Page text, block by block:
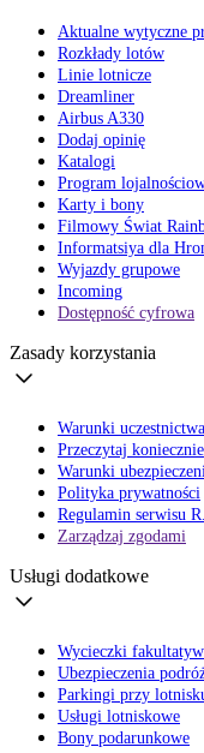
Aktualne wytyczne
Rozkłady lotów
Linie lotnicze
Dreamliner
Airbus A330
Dodaj opinię
Katalogi
Program
Karty i bony
Filmowy Świat
Informatsiya dla
Wyjazdy grupowe
Incoming
Dostępność cyfrowa
Zasady korzystania
Warunki uczestnictwa
Przeczytaj koniecznie
Warunki
Polityka prywatności
Regulamin serwisu
Zarządzaj zgodami
Usługi dodatkowe
Wycieczki
Ubezpieczenia
Parkingi przy
Usługi lotniskowe
Bony podarunkowe